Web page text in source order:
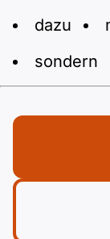
dazu
sondern